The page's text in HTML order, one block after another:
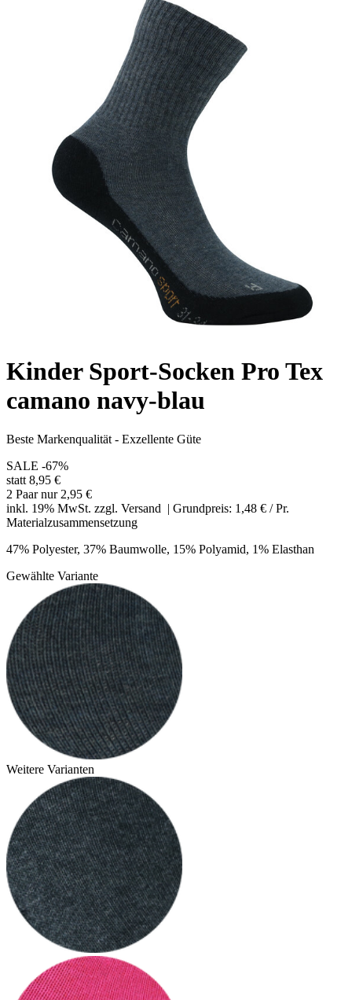
Kinder Sport-Socken Pro Tex
camano navy-blau
Beste Markenqualität - Exzellente Güte
SALE -67%
statt 8,95 €
2 Paar nur 2,95 €
inkl. 19% MwSt. zzgl. Versand | Grundpreis: 1,48 € / Pr.
Materialzusammensetzung
47% Polyester, 37% Baumwolle, 15% Polyamid, 1% Elasthan
Gewählte Variante
Weitere Varianten